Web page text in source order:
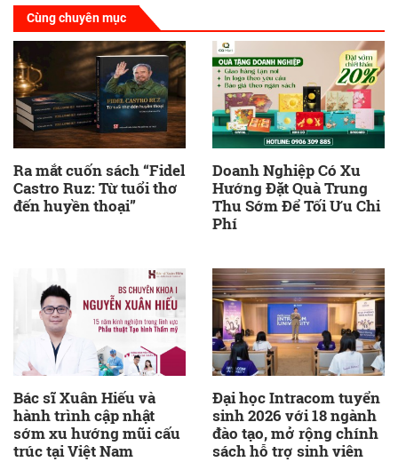
Cùng chuyên mục
Ra mắt cuốn sách “Fidel
Castro Ruz: Từ tuổi thơ
đến huyền thoại”
Doanh Nghiệp Có Xu
Hướng Đặt Quà Trung
Thu Sớm Để Tối Ưu Chi
Phí
Bác sĩ Xuân Hiếu và
hành trình cập nhật
sớm xu hướng mũi cấu
trúc tại Việt Nam
Đại học Intracom tuyển
sinh 2026 với 18 ngành
đào tạo, mở rộng chính
sách hỗ trợ sinh viên